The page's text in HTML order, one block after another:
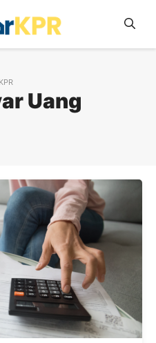
Uang